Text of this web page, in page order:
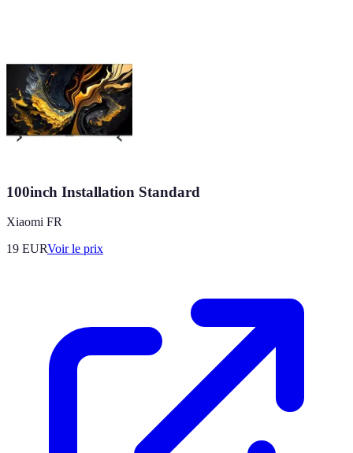
100inch Installation Standard
Xiaomi FR
19 EURVoir le prix